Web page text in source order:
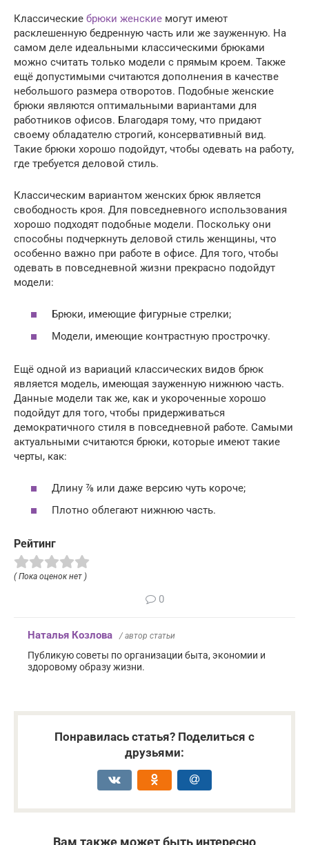
Классические брюки женские могут имеют
расклешенную бедренную часть или же зауженную. На
самом деле идеальными классическими брюками
можно считать только модели с прямым кроем. Также
ещё допустимыми считаются дополнения в качестве
небольшого размера отворотов. Подобные женские
брюки являются оптимальными вариантами для
работников офисов. Благодаря тому, что придают
своему обладателю строгий, консервативный вид.
Такие брюки хорошо подойдут, чтобы одевать на работу,
где требуется деловой стиль.
Классическим вариантом женских брюк является
свободность кроя. Для повседневного использования
хорошо подходят подобные модели. Поскольку они
способны подчеркнуть деловой стиль женщины, что
особенно важно при работе в офисе. Для того, чтобы
одевать в повседневной жизни прекрасно подойдут
модели:
Брюки, имеющие фигурные стрелки;
Модели, имеющие контрастную прострочку.
Ещё одной из вариаций классических видов брюк
является модель, имеющая зауженную нижнюю часть.
Данные модели так же, как и укороченные хорошо
подойдут для того, чтобы придерживаться
демократичного стиля в повседневной работе. Самыми
актуальными считаются брюки, которые имеют такие
черты, как:
Длину ⅞ или даже версию чуть короче;
Плотно облегают нижнюю часть.
Рейтинг
( Пока оценок нет )
0
Наталья Козлова / автор статьи
Публикую советы по организации быта, экономии и
здоровому образу жизни.
Понравилась статья? Поделиться с
друзьями:
Вам также может быть интересно